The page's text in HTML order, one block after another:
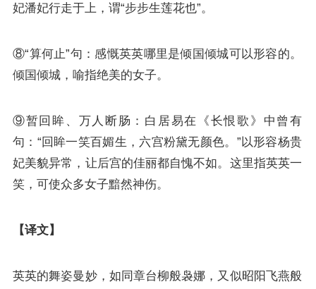
妃潘妃行走于上，谓“步步生莲花也”。
⑧“算何止”句：感慨英英哪里是倾国倾城可以形容的。
倾国倾城，喻指绝美的女子。
⑨暂回眸、万人断肠： 白居易在《长恨歌》中曾有
句：“回眸一笑百媚生，六宫粉黛无颜色。”以形容杨贵
妃美貌异常，让后宫的佳丽都自愧不如。这里指英英一
笑，可使众多女子黯然神伤。
【译文】
英英的舞姿曼妙，如同章台柳般袅娜，又似昭阳飞燕般